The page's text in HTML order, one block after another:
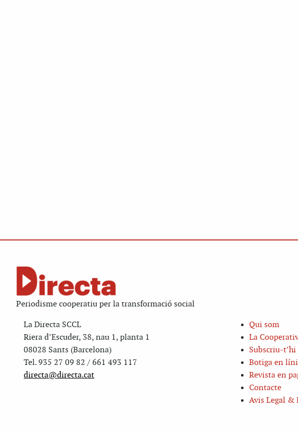
Periodisme cooperatiu per la transformació social
La Directa SCCL
Riera d’Escuder, 38, nau 1, planta 1
08028 Sants (Barcelona)
Tel. 935 27 09 82 / 661 493 117
directa@directa.cat
Qui som
La
Subscriu-t’hi
Botiga en
Revista en
Contacte
Avis Legal &